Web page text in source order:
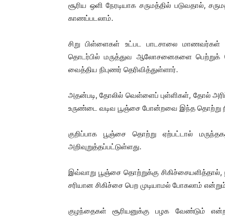
சூரிய ஒளி நேரடியாக சருமத்தில் படுவதால்,
காணப்படலாம்.
சிறு பிள்ளைகள் உட்பட பாடசாலை மாணவர்கள்
தொடர்பில் மருத்துவ ஆலோசனைகளை பெற்றுக்
வைத்திய நிபுணர் தெரிவித்துள்ளார்.
அதன்படி, தோலில் வெள்ளைப் புள்ளிகள், தோல்
உருண்டை வடிவ பூஞ்சை போன்றவை இந்த தொற்று
குறிப்பாக பூஞ்சை தொற்று ஏற்பட்டால்
அறிவுறுத்தப்பட்டுள்ளது.
இவ்வாறு பூஞ்சை தொற்றுக்கு சிகிச்சையளித்தால்,
சரியான சிகிச்சை பெற முடியாமல் போகலாம்
குழந்தைகள் சூரியனுக்கு பழக வேண்டும்